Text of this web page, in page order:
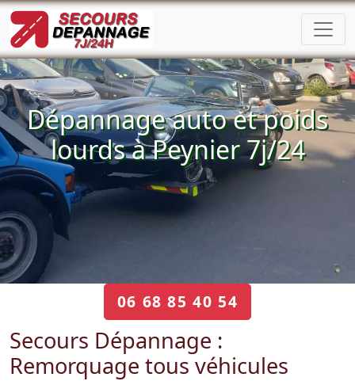
Dépannage auto et poids
lourds à Peynier 7j/24
06 68 85 40 54
Secours Dépannage :
Remorquage tous véhicules